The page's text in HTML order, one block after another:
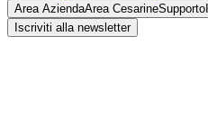
Area AziendaArea CesarineSupporto
Iscriviti alla newsletter